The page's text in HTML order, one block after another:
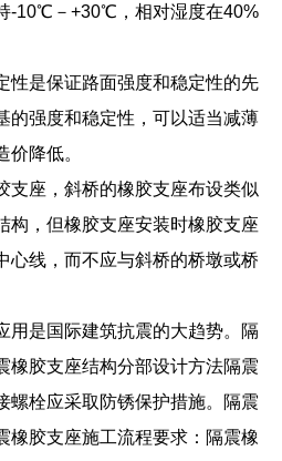
-10℃－+30℃，相对湿度在40%
性是保证路面强度和稳定性的先
的强度和稳定性，可以适当减薄
价降低。
支座，斜桥的橡胶支座布设类似
构，但橡胶支座安装时橡胶支座
心线，而不应与斜桥的桥墩或桥
用是国际建筑抗震的大趋势。隔
橡胶支座结构分部设计方法隔震
螺栓应采取防锈保护措施。隔震
橡胶支座施工流程要求：隔震橡